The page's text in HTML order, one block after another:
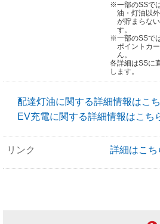
※一部のSSで
油・灯油以
が貯まらな
す。
※一部のSSで
ポイントカ
ん。
各詳細はSSに
します。
配達灯油に関する詳細情報はこ
EV充電に関する詳細情報はこち
リンク 詳細はこち